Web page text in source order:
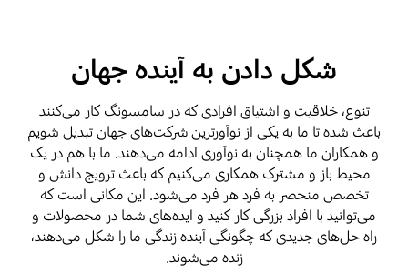
شکل دادن به آینده جهان
تنوع، خلاقیت و اشتیاق افرادی که در سامسونگ کار می‌کنند
باعث شده تا ما به یکی از نوآورترین شرکت‌های جهان تبدیل شویم
و همکاران ما همچنان به نوآوری ادامه می‌دهند. ما با هم در یک
محیط باز و مشترک همکاری می‌کنیم که باعث ترویج دانش و
تخصص منحصر به فرد هر فرد می‌شود. این مکانی است که
می‌توانید با افراد بزرگی کار کنید و ایده‌های شما در محصولات و
راه حل‌های جدیدی که چگونگی آینده زندگی ما را شکل می‌دهند،
زنده می‌شوند.